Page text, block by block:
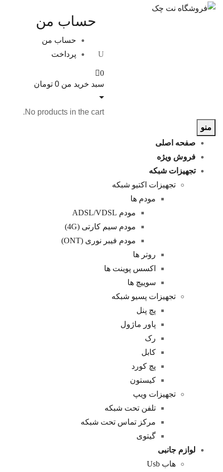
حساب من
حساب من
پرداخت
0
سبد خرید من 0 تومان
No products in the cart.
منو
صفحه اصلی
فروش ویژه
تجهیزات شبکه
تجهیزات اکتیو شبکه
مودم ها
مودم ADSL/VDSL
مودم سیم کارتی (4G)
مودم فیبر نوری (ONT)
روتر ها
اکسس پوینت ها
سوییچ ها
تجهیزات پسیو شبکه
پچ پنل
پاور ماژول
رک
کابل
پچ کورد
کیستون
تجهیزات ویپ
تلفن تحت شبکه
مرکز تماس تحت شبکه
گیتوی
لوازم جانبی
هاب Usb